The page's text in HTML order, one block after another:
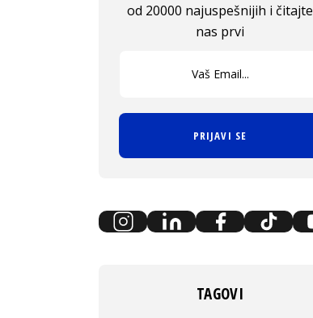
od 20000 najuspešnijih i čitajte
nas prvi
PRIJAVI SE
TAGOVI